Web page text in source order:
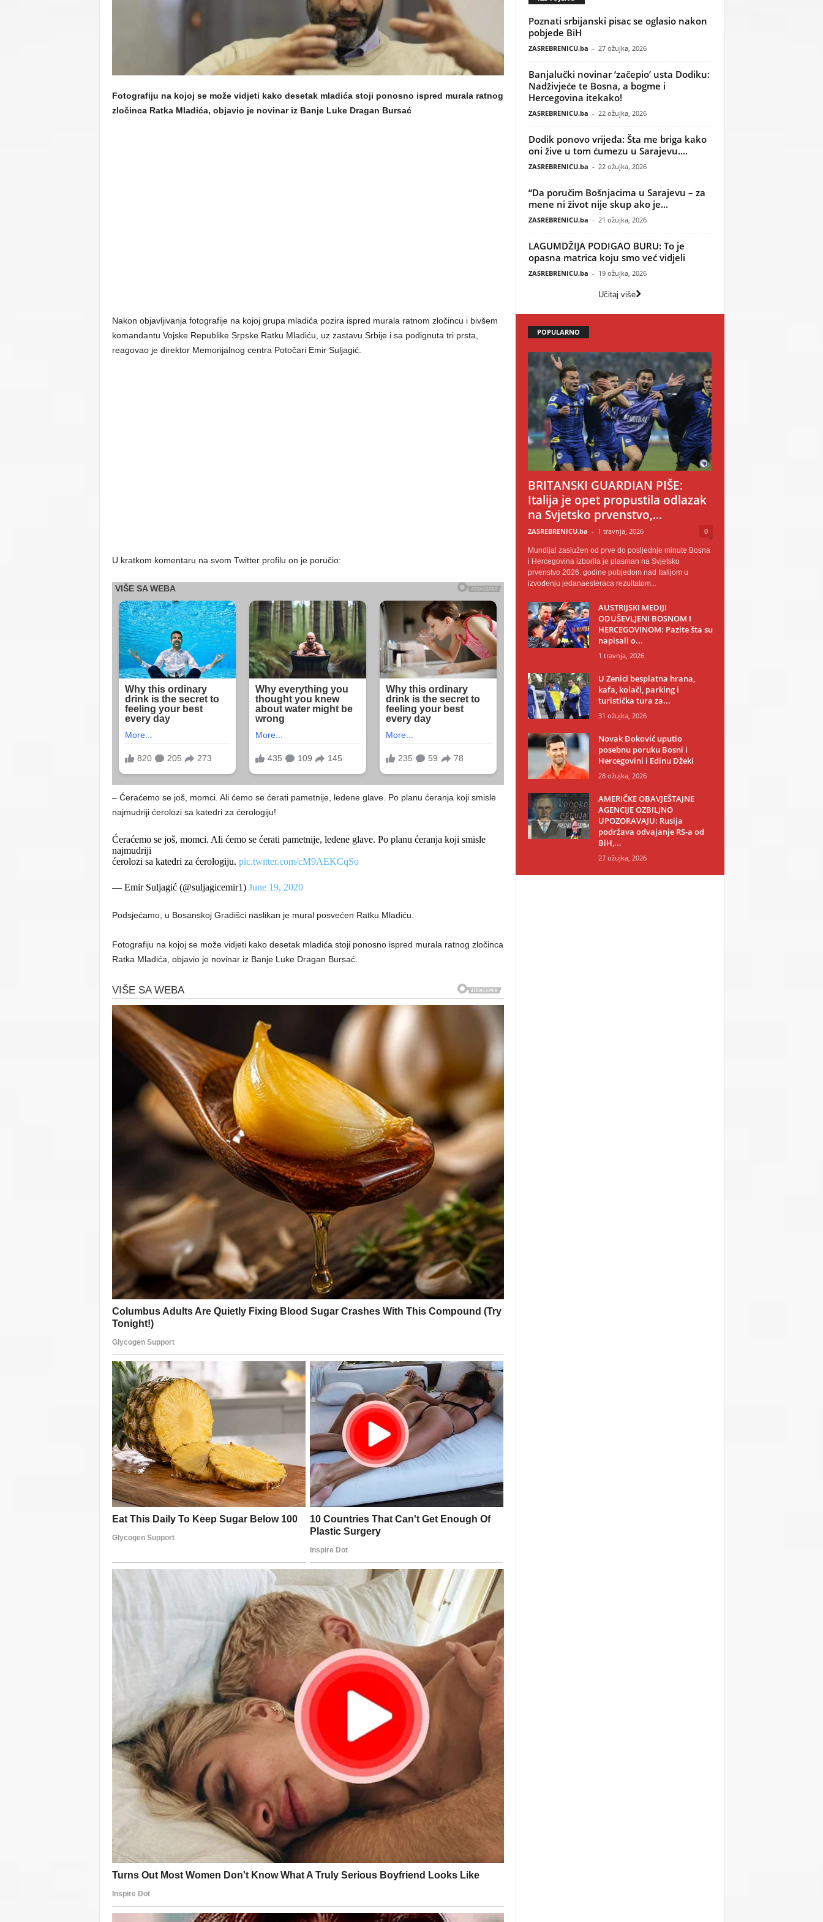
Fotografiju na kojoj se može vidjeti kako desetak mladića stoji ponosno ispred murala ratnog
zločinca Ratka Mladića, objavio je novinar iz Banje Luke Dragan Bursać
Nakon objavljivanja fotografije na kojoj grupa mladića pozira ispred murala ratnom zločincu i bivšem
komandantu Vojske Republike Srpske Ratku Mladiću, uz zastavu Srbije i sa podignuta tri prsta,
reagovao je direktor Memorijalnog centra Potočari Emir Suljagić.
U kratkom komentaru na svom Twitter profilu on je poručio:
– Ćeraćemo se još, momci. Ali ćemo se ćerati pametnije, ledene glave. Po planu ćeranja koji smisle
najmudriji ćerolozi sa katedri za ćerologiju!
Ćeraćemo se još, momci. Ali ćemo se ćerati pametnije, ledene glave. Po planu ćeranja koji smisle
najmudriji
ćerolozi sa katedri za ćerologiju. pic.twitter.com/cM9AEKCqSo
— Emir Suljagić (@suljagicemir1) June 19, 2020
Podsjećamo, u Bosanskoj Gradišci naslikan je mural posvećen Ratku Mladiću.
Fotografiju na kojoj se može vidjeti kako desetak mladića stoji ponosno ispred murala ratnog zločinca
Ratka Mladića, objavio je novinar iz Banje Luke Dragan Bursać.
Poznati srbijanski pisac se oglasio nakon
pobjede BiH
ZASREBRENICU.ba - 27 ožujka, 2026
Banjalučki novinar ‘začepio’ usta Dodiku:
Nadživjeće te Bosna, a bogme i
Hercegovina itekako!
ZASREBRENICU.ba - 22 ožujka, 2026
Dodik ponovo vrijeđa: Šta me briga kako
oni žive u tom ćumezu u Sarajevu....
ZASREBRENICU.ba - 22 ožujka, 2026
“Da poručim Bošnjacima u Sarajevu – za
mene ni život nije skup ako je...
ZASREBRENICU.ba - 21 ožujka, 2026
LAGUMDŽIJA PODIGAO BURU: To je
opasna matrica koju smo već vidjeli
ZASREBRENICU.ba - 19 ožujka, 2026
Učitaj više
POPULARNO
BRITANSKI GUARDIAN PIŠE:
Italija je opet propustila odlazak
na Svjetsko prvenstvo,...
ZASREBRENICU.ba - 1 travnja, 2026 0
Mundijal zaslužen od prve do posljednje minute Bosna
i Hercegovina izborila je plasman na Svjetsko
prvenstvo 2026. godine pobjedom nad Italijom u
izvođenju jedanaesteraca rezultatom...
AUSTRIJSKI MEDIJI
ODUŠEVLJENI BOSNOM I
HERCEGOVINOM: Pazite šta su
napisali o...
1 travnja, 2026
U Zenici besplatna hrana,
kafa, kolači, parking i
turistička tura za...
31 ožujka, 2026
Novak Đoković uputio
posebnu poruku Bosni i
Hercegovini i Edinu Džeki
28 ožujka, 2026
AMERIČKE OBAVJEŠTAJNE
AGENCIJE OZBILJNO
UPOZORAVAJU: Rusija
podržava odvajanje RS-a od
BiH,...
27 ožujka, 2026